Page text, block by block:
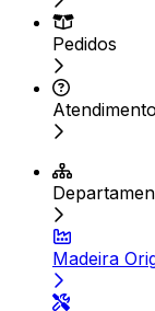
Pedidos
Madeira